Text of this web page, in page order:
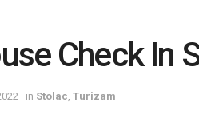
Check In
in Stolac Turizam